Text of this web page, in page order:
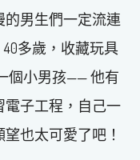
男生們一定流連
40多歲，收藏玩具
個小男孩—— 他有
電子工程，自己一
也太可愛了吧！